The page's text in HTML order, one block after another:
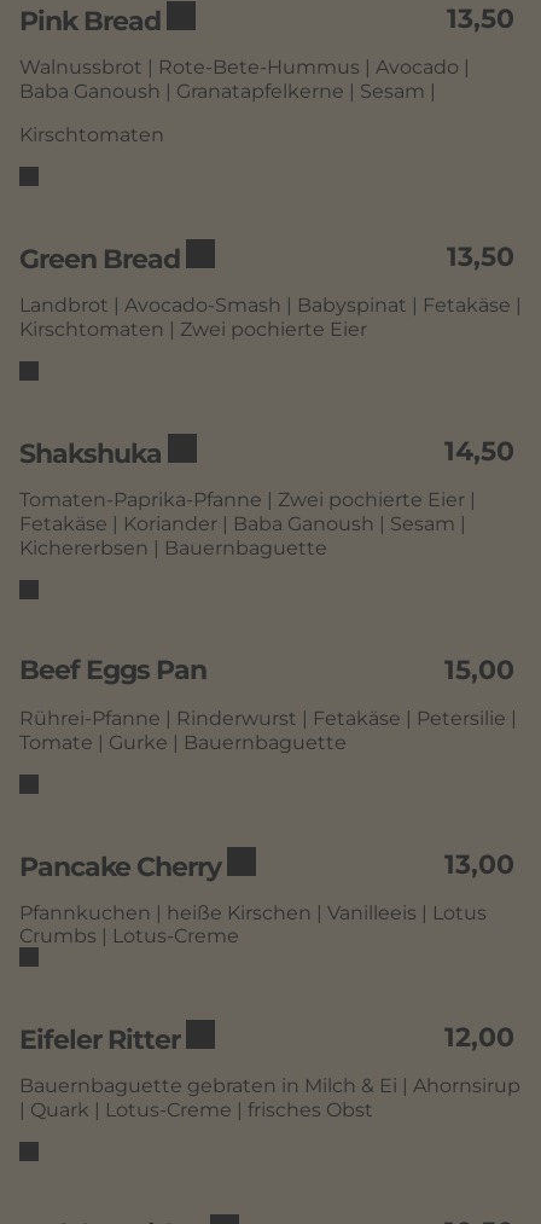
Pink Bread 13,50
Walnussbrot | Rote-Bete-Hummus | Avocado |
Baba Ganoush | Granatapfelkerne | Sesam |
Kirschtomaten
Green Bread 13,50
Landbrot | Avocado-Smash | Babyspinat | Fetakäse |
Kirschtomaten | Zwei pochierte Eier
Shakshuka 14,50
Tomaten-Paprika-Pfanne | Zwei pochierte Eier |
Fetakäse | Koriander | Baba Ganoush | Sesam |
Kichererbsen | Bauernbaguette
Beef Eggs Pan 15,00
Rührei-Pfanne | Rinderwurst | Fetakäse | Petersilie |
Tomate | Gurke | Bauernbaguette
Pancake Cherry 13,00
Pfannkuchen | heiße Kirschen | Vanilleeis | Lotus
Crumbs | Lotus-Creme
Eifeler Ritter 12,00
Bauernbaguette gebraten in Milch & Ei | Ahornsirup
| Quark | Lotus-Creme | frisches Obst